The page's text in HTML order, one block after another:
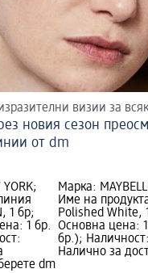
визии за
новия сезон
от dm
1 бр;
1 бр.
dm
Марка:
Име на
Polished White,
Основна цена:
бр.);
Налично за